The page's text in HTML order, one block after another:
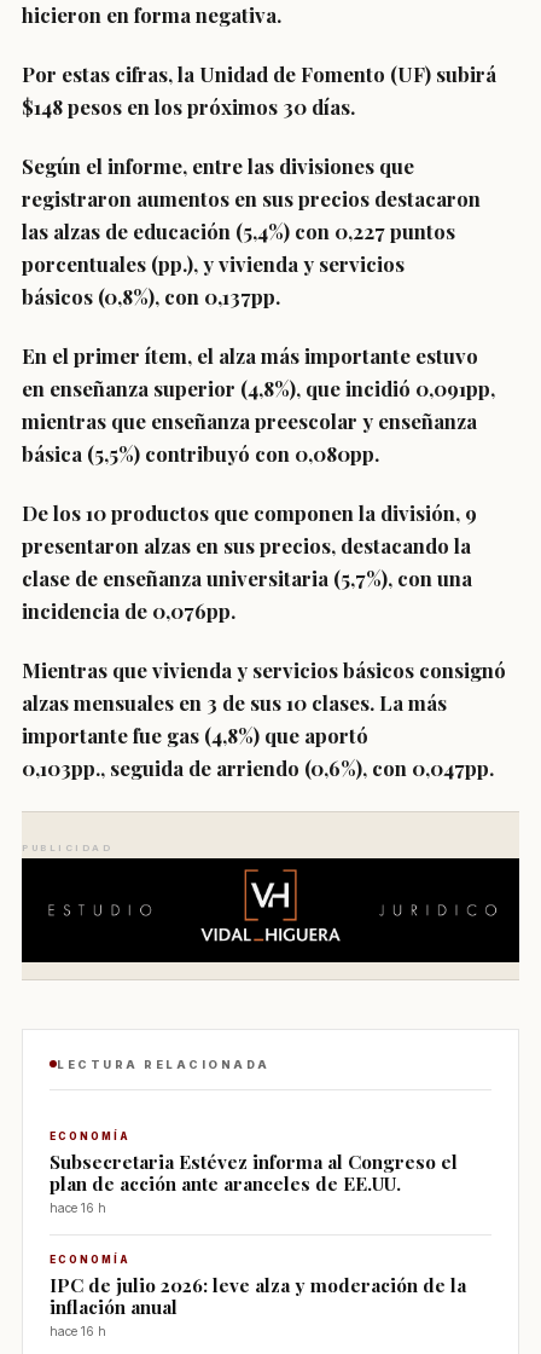
hicieron en forma negativa.
Por estas cifras, la Unidad de Fomento (UF) subirá
$148 pesos en los próximos 30 días.
Según el informe, entre las divisiones que
registraron aumentos en sus precios destacaron
las alzas de educación (5,4%) con 0,227 puntos
porcentuales (pp.), yvivienda y servicios
básicos (0,8%), con 0,137pp.
En el primer ítem, el alza más importante estuvo
en enseñanza superior (4,8%), que incidió 0,091pp,
mientras que enseñanza preescolar y enseñanza
básica (5,5%) contribuyó con 0,080pp.
De los10 productos que componen la división, 9
presentaron alzas en sus precios, destacando la
clase de enseñanza universitaria (5,7%), con una
incidencia de 0,076pp.
Mientras quevivienda y servicios básicos consignó
alzas mensuales en 3 de sus 10 clases. La más
importantefue gas (4,8%) que aportó
0,103pp., seguida de arriendo (0,6%), con 0,047pp.
PUBLICIDAD
LECTURA RELACIONADA
ECONOMÍA
Subsecretaria Estévez informa al Congreso el
plan de acción ante aranceles de EE.UU.
hace 16 h
ECONOMÍA
IPC de julio 2026: leve alza y moderación de la
inflación anual
hace 16 h